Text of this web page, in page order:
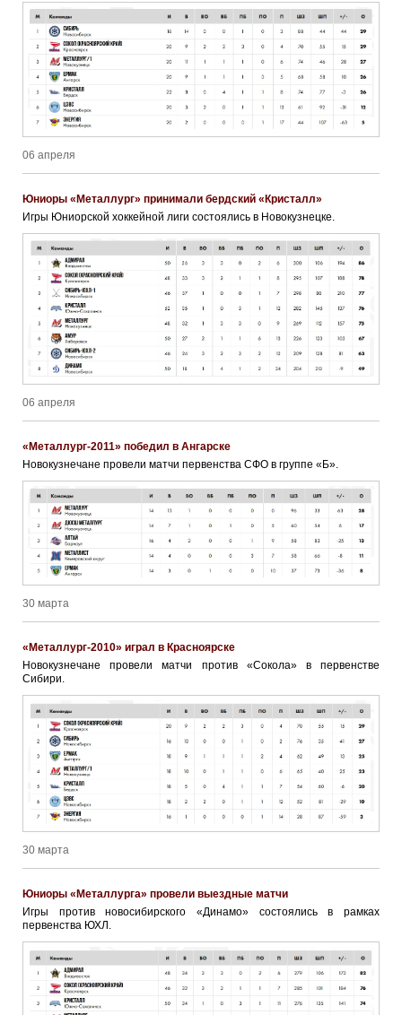
06 апреля
Юниоры «Металлург» принимали бердский «Кристалл»
Игры Юниорской хоккейной лиги состоялись в Новокузнецке.
06 апреля
«Металлург-2011» победил в Ангарске
Новокузнечане провели матчи первенства СФО в группе «Б».
30 марта
«Металлург-2010» играл в Красноярске
Новокузнечане провели матчи против «Сокола» в первенстве
Сибири.
30 марта
Юниоры «Металлурга» провели выездные матчи
Игры против новосибирского «Динамо» состоялись в рамках
первенства ЮХЛ.